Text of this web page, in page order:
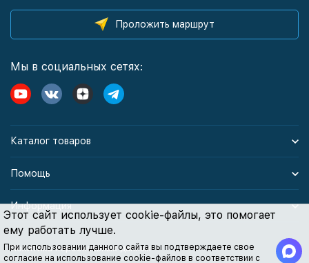
Этот сайт использует cookie-файлы, это помогает
ему работать лучше.
При использовании данного сайта вы подтверждаете свое
согласие на использование cookie-файлов в соответствии с
Проложить маршрут
Мы в социальных сетях:
Каталог товаров
Помощь
Информация
Политика персональных данных